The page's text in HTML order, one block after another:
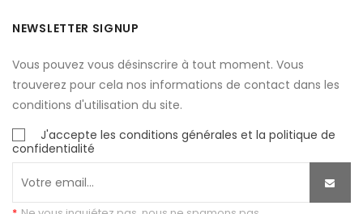
NEWSLETTER SIGNUP
Vous pouvez vous désinscrire à tout moment. Vous
trouverez pour cela nos informations de contact dans les
conditions d'utilisation du site.
J'accepte les conditions générales et la politique de
confidentialité